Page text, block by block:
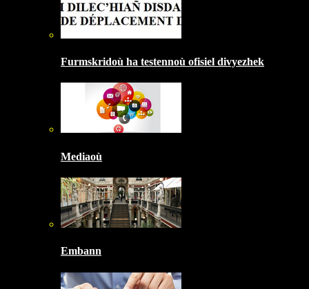
Furmskridoù ha testennoù ofisiel divyezhek
Mediaoù
Embann